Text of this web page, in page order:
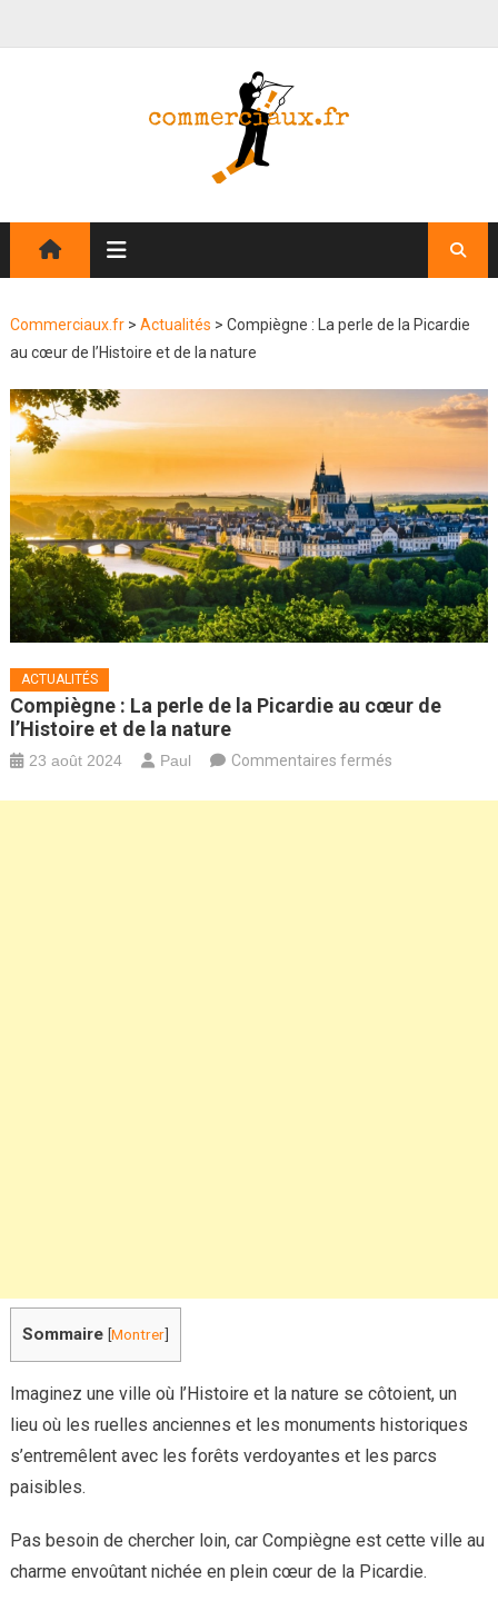
Commerciaux.fr> Actualités > Compiègne : La perle de la Picardie
au cœur de l’Histoire et de la nature
ACTUALITÉS
Compiègne : La perle de la Picardie au cœur de
l’Histoire et de la nature
23 août 2024 Paul Commentaires ferméssur
Sommaire [Montrer]
Imaginez une ville où l’Histoire et la nature se côtoient, un
lieu où les ruelles anciennes et les monuments historiques
s’entremêlent avec les forêts verdoyantes et les parcs
paisibles.
Pas besoin de chercher loin, car Compiègne est cette ville au
charme envoûtant nichée en plein cœur de la Picardie.